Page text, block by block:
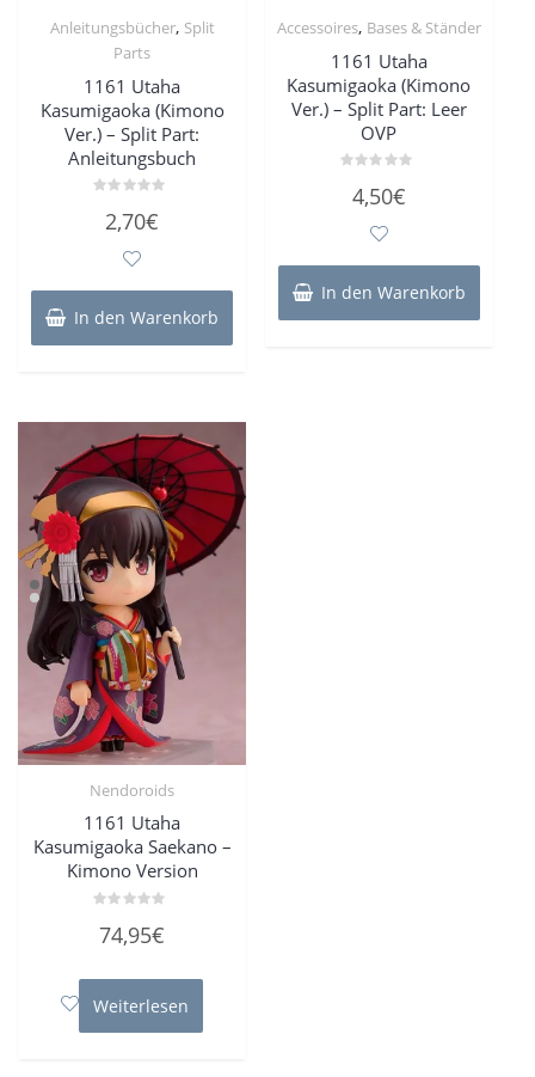
Anleitungsbücher, Split
Parts
1161 Utaha
Kasumigaoka (Kimono
Ver.) – Split Part:
Anleitungsbuch
mit2,70€
In den Warenkorb
Accessoires, Bases & Ständer
1161 Utaha
Kasumigaoka (Kimono
Ver.) – Split Part: Leer
OVP
mit4,50€
In den Warenkorb
Nendoroids
1161 Utaha
Kasumigaoka Saekano –
Kimono Version
mit
5
74,95€
Weiterlesen